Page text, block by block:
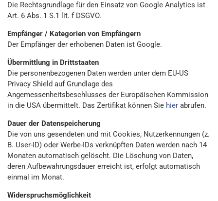
Die Rechtsgrundlage für den Einsatz von Google Analytics ist
Art. 6 Abs. 1 S.1 lit. f DSGVO.
Empfänger / Kategorien von Empfängern
Der Empfänger der erhobenen Daten ist Google.
Übermittlung in Drittstaaten
Die personenbezogenen Daten werden unter dem EU-US
Privacy Shield auf Grundlage des
Angemessenheitsbeschlusses der Europäischen Kommission
in die USA übermittelt. Das Zertifikat können Sie hier abrufen.
Dauer der Datenspeicherung
Die von uns gesendeten und mit Cookies, Nutzerkennungen (z.
B. User-ID) oder Werbe-IDs verknüpften Daten werden nach 14
Monaten automatisch gelöscht. Die Löschung von Daten,
deren Aufbewahrungsdauer erreicht ist, erfolgt automatisch
einmal im Monat.
Widerspruchsmöglichkeit